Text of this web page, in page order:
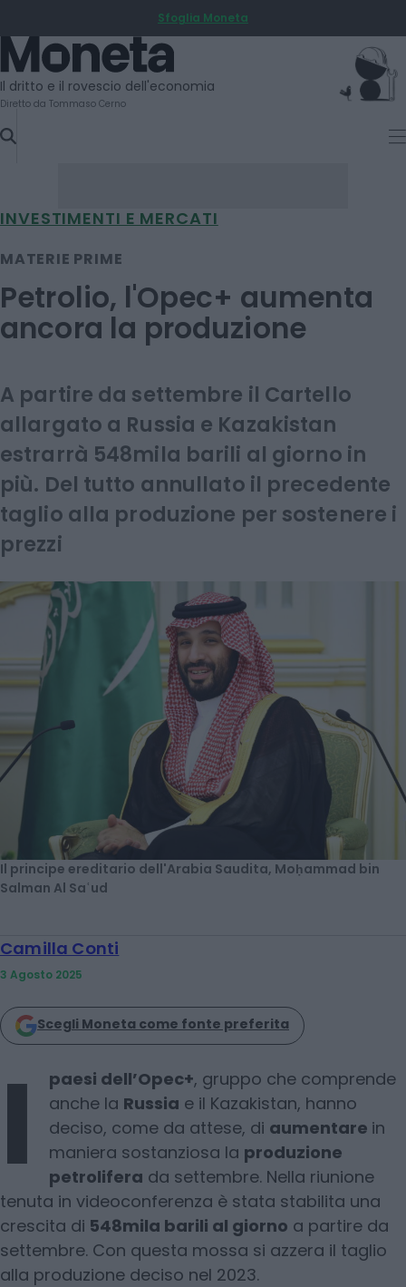
TO
CONTENT
Sfoglia Moneta
Moneta
Il dritto e il rovescio dell'economia
Diretto da Tommaso Cerno
INVESTIMENTI E MERCATI
MATERIE PRIME
Petrolio, l'Opec+ aumenta
ancora la produzione
A partire da settembre il Cartello
allargato a Russia e Kazakistan
estrarrà 548mila barili al giorno in
più. Del tutto annullato il precedente
taglio alla produzione per sostenere i
prezzi
Il principe ereditario dell'Arabia Saudita, Moḥammad bin
Salman Al Saʿud
Camilla Conti
3 Agosto 2025
Scegli Moneta come fonte preferita
I paesi dell’Opec+, gruppo che comprende
anche la Russia e il Kazakistan, hanno
deciso, come da attese, di aumentare in
maniera sostanziosa la produzione
petrolifera da settembre. Nella riunione
tenuta in videoconferenza è stata stabilita una
crescita di 548mila barili al giorno a partire da
settembre. Con questa mossa si azzera il taglio
alla produzione deciso nel 2023.